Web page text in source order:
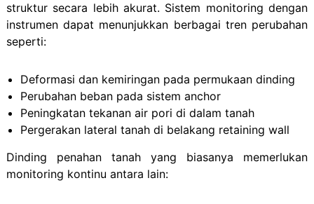
struktur secara lebih akurat. Sistem monitoring dengan
instrumen dapat menunjukkan berbagai tren perubahan
seperti:
Deformasi dan kemiringan pada permukaan dinding
Perubahan beban pada sistem anchor
Peningkatan tekanan air pori di dalam tanah
Pergerakan lateral tanah di belakang retaining wall
Dinding penahan tanah yang biasanya memerlukan
monitoring kontinu antara lain: